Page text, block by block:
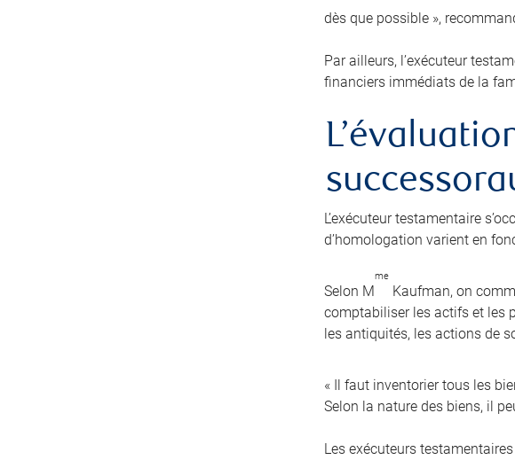
dès que possible »,
Par ailleurs, l’exécuteur
financiers immédiats de la
L’exécuteur testamentaire
d’homologation varient en
Selon M
me
Kaufman, on
comptabiliser les actifs et les
les antiquités, les actions de
« Il faut inventorier tous les
Selon la nature des biens, il
Les exécuteurs